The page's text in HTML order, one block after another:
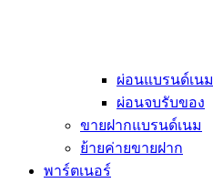
ผ่อนแบรนด์เนม
ผ่อนจบรับของ
ขายฝากแบรนด์เนม
ย้ายค่ายขายฝาก
พาร์ตเนอร์